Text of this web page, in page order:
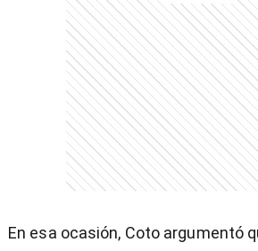
En esa ocasión, Coto argumentó